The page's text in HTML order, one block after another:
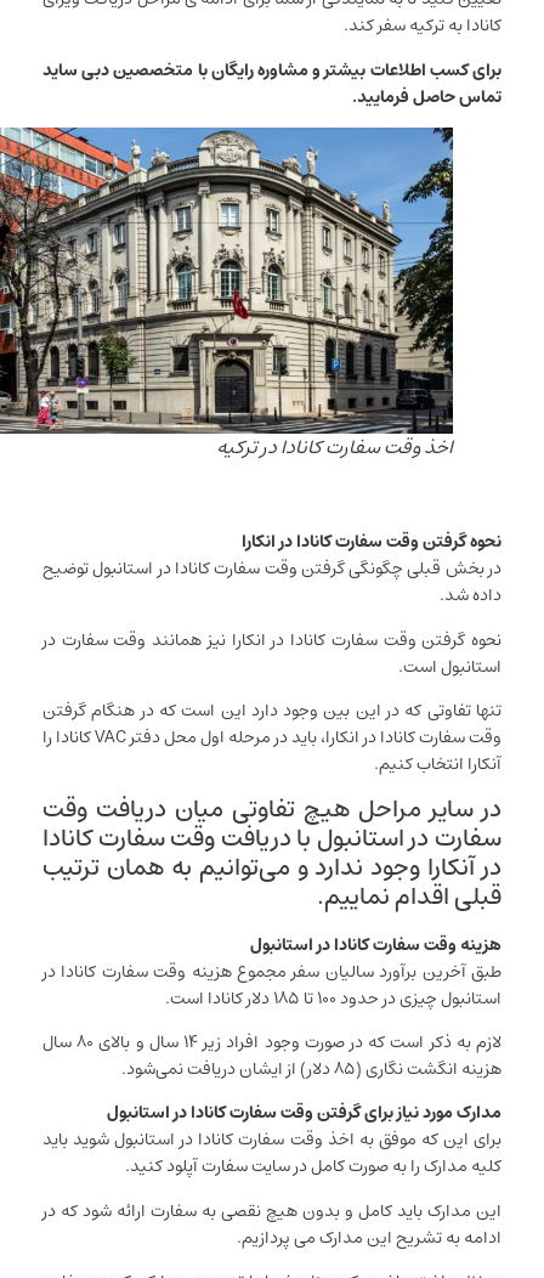
کانادا به ترکیه سفر کند.
برای کسب اطلاعات بیشتر و مشاوره رایگان با متخصصین دبی ساید
تماس حاصل فرمایید.
اخذ وقت سفارت کانادا در ترکیه
نحوه گرفتن وقت سفارت کانادا در انکارا
در بخش قبلی چگونگی گرفتن وقت سفارت کانادا در استانبول توضیح
داده شد.
نحوه گرفتن وقت سفارت کانادا در انکارا نیز همانند وقت سفارت در
استانبول است.
تنها تفاوتی که در این بین وجود دارد این است که در هنگام گرفتن
وقت سفارت کانادا در انکارا، باید در مرحله اول محل دفتر VAC کانادا را
آنکارا انتخاب کنیم.
در سایر مراحل هیچ تفاوتی میان دریافت وقت
سفارت در استانبول با دریافت وقت سفارت کانادا
در آنکارا وجود ندارد و می‌توانیم به همان ترتیب
قبلی اقدام نماییم.
هزینه وقت سفارت کانادا در استانبول
طبق آخرین برآورد سالیان سفر مجموع هزینه وقت سفارت کانادا در
استانبول چیزی در حدود ۱۰۰ تا ۱۸۵ دلار کانادا است.
لازم به ذکر است که در صورت وجود افراد زیر ۱۴ سال و بالای ۸۰ سال
هزینه انگشت نگاری (۸۵ دلار) از ایشان دریافت نمی‌شود.
مدارک مورد نیاز برای گرفتن وقت سفارت کانادا در استانبول
برای این که موفق به اخذ وقت سفارت کانادا در استانبول شوید باید
کلیه مدارک را به صورت کامل در سایت سفارت آپلود کنید.
این مدارک باید کامل و بدون هیچ نقصی به سفارت ارائه شود که در
ادامه به تشریح این مدارک می پردازیم.